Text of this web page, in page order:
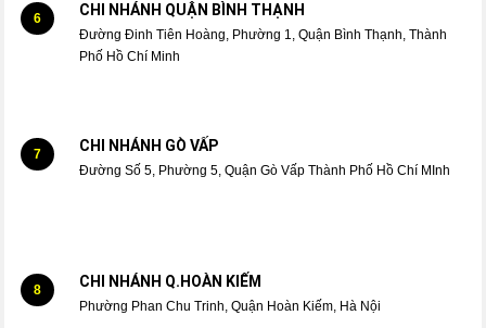
6 CHI NHÁNH QUẬN BÌNH THẠNH
Đường Đinh Tiên Hoàng, Phường 1, Quận Bình Thạnh, Thành
Phố Hồ Chí Minh
7 CHI NHÁNH GÒ VẤP
Đường Số 5, Phường 5, Quận Gò Vấp Thành Phố Hồ Chí MInh
8 CHI NHÁNH Q.HOÀN KIẾM
Phường Phan Chu Trinh, Quận Hoàn Kiếm, Hà Nội